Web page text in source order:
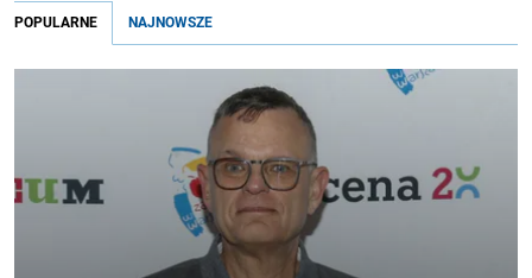
POPULARNE NAJNOWSZE